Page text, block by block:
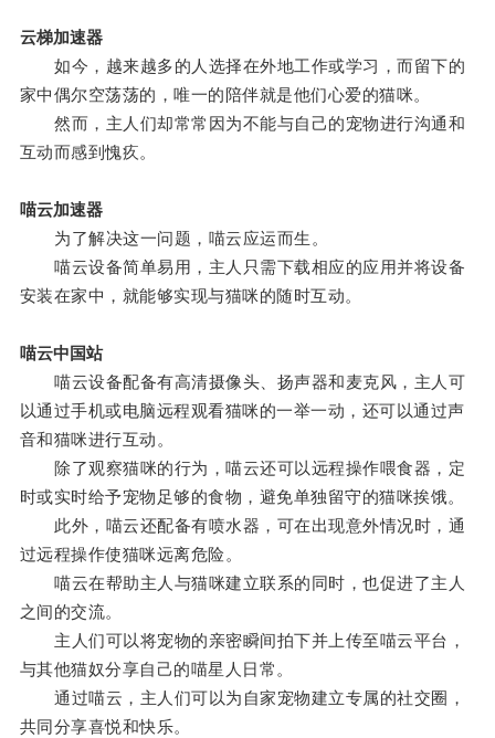
云梯加速器
如今，越来越多的人选择在外地工作或学习，而留下的
家中偶尔空荡荡的，唯一的陪伴就是他们心爱的猫咪。
然而，主人们却常常因为不能与自己的宠物进行沟通和
互动而感到愧疚。
喵云加速器
为了解决这一问题，喵云应运而生。
喵云设备简单易用，主人只需下载相应的应用并将设备
安装在家中，就能够实现与猫咪的随时互动。
喵云中国站
喵云设备配备有高清摄像头、扬声器和麦克风，主人可
以通过手机或电脑远程观看猫咪的一举一动，还可以通过声
音和猫咪进行互动。
除了观察猫咪的行为，喵云还可以远程操作喂食器，定
时或实时给予宠物足够的食物，避免单独留守的猫咪挨饿。
此外，喵云还配备有喷水器，可在出现意外情况时，通
过远程操作使猫咪远离危险。
喵云在帮助主人与猫咪建立联系的同时，也促进了主人
之间的交流。
主人们可以将宠物的亲密瞬间拍下并上传至喵云平台，
与其他猫奴分享自己的喵星人日常。
通过喵云，主人们可以为自家宠物建立专属的社交圈，
共同分享喜悦和快乐。